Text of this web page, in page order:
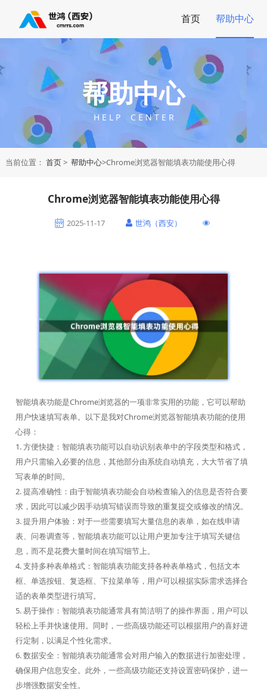
首页 帮助中心
帮助中心
H E L P C E N T E R
当前位置： 首页> 帮助中心>Chrome浏览器智能填表功能使用心得
Chrome浏览器智能填表功能使用心得
2025-11-17 世鸿（西安）
智能填表功能是Chrome浏览器的一项非常实用的功能，它可以帮助
用户快速填写表单。以下是我对Chrome浏览器智能填表功能的使用
心得：
1. 方便快捷：智能填表功能可以自动识别表单中的字段类型和格式，
用户只需输入必要的信息，其他部分由系统自动填充，大大节省了填
写表单的时间。
2. 提高准确性：由于智能填表功能会自动检查输入的信息是否符合要
求，因此可以减少因手动填写错误而导致的重复提交或修改的情况。
3. 提升用户体验：对于一些需要填写大量信息的表单，如在线申请
表、问卷调查等，智能填表功能可以让用户更加专注于填写关键信
息，而不是花费大量时间在填写细节上。
4. 支持多种表单格式：智能填表功能支持各种表单格式，包括文本
框、单选按钮、复选框、下拉菜单等，用户可以根据实际需求选择合
适的表单类型进行填写。
5. 易于操作：智能填表功能通常具有简洁明了的操作界面，用户可以
轻松上手并快速使用。同时，一些高级功能还可以根据用户的喜好进
行定制，以满足个性化需求。
6. 数据安全：智能填表功能通常会对用户输入的数据进行加密处理，
确保用户信息安全。此外，一些高级功能还支持设置密码保护，进一
步增强数据安全性。